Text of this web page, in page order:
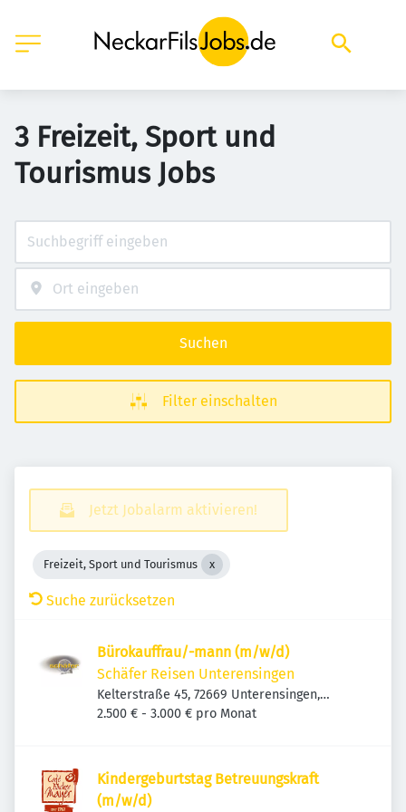
3 Freizeit, Sport und
Tourismus Jobs
Suchen
Filter einschalten
Jetzt Jobalarm aktivieren!
Freizeit, Sport und Tourismus
Suche zurücksetzen
Bürokauffrau/-mann (m/w/d)
Schäfer Reisen Unterensingen
Kelterstraße 45, 72669 Unterensingen,
Deutschland
2.500 € - 3.000 € pro Monat
Kindergeburtstag Betreuungskraft
(m/w/d)